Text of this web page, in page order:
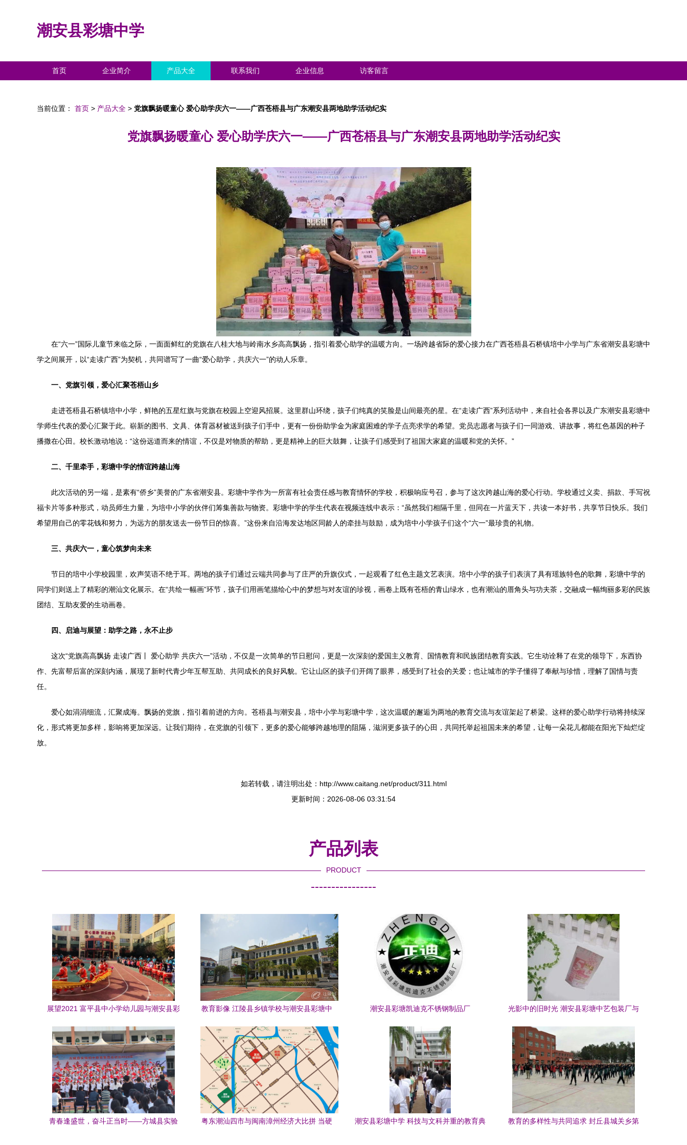
潮安县彩塘中学
首页 企业简介 产品大全 联系我们 企业信息 访客留言
当前位置： 首页 > 产品大全 > 党旗飘扬暖童心 爱心助学庆六一——广西苍梧县与广东潮安县两地助学活动纪实
党旗飘扬暖童心 爱心助学庆六一——广西苍梧县与广东潮安县两地助学活动纪实
在“六一”国际儿童节来临之际，一面面鲜红的党旗在八桂大地与岭南水乡高高飘扬，指引着爱心助学的温暖方向。一场跨越省际的爱心接力在广西苍梧县石桥镇培中小学与广东省潮安县彩塘中
学之间展开，以“走读广西”为契机，共同谱写了一曲“爱心助学，共庆六一”的动人乐章。
一、党旗引领，爱心汇聚苍梧山乡
走进苍梧县石桥镇培中小学，鲜艳的五星红旗与党旗在校园上空迎风招展。这里群山环绕，孩子们纯真的笑脸是山间最亮的星。在“走读广西”系列活动中，来自社会各界以及广东潮安县彩塘中
学师生代表的爱心汇聚于此。崭新的图书、文具、体育器材被送到孩子们手中，更有一份份助学金为家庭困难的学子点亮求学的希望。党员志愿者与孩子们一同游戏、讲故事，将红色基因的种子
播撒在心田。校长激动地说：“这份远道而来的情谊，不仅是对物质的帮助，更是精神上的巨大鼓舞，让孩子们感受到了祖国大家庭的温暖和党的关怀。”
二、千里牵手，彩塘中学的情谊跨越山海
此次活动的另一端，是素有“侨乡”美誉的广东省潮安县。彩塘中学作为一所富有社会责任感与教育情怀的学校，积极响应号召，参与了这次跨越山海的爱心行动。学校通过义卖、捐款、手写祝
福卡片等多种形式，动员师生力量，为培中小学的伙伴们筹集善款与物资。彩塘中学的学生代表在视频连线中表示：“虽然我们相隔千里，但同在一片蓝天下，共读一本好书，共享节日快乐。我们
希望用自己的零花钱和努力，为远方的朋友送去一份节日的惊喜。”这份来自沿海发达地区同龄人的牵挂与鼓励，成为培中小学孩子们这个“六一”最珍贵的礼物。
三、共庆六一，童心筑梦向未来
节日的培中小学校园里，欢声笑语不绝于耳。两地的孩子们通过云端共同参与了庄严的升旗仪式，一起观看了红色主题文艺表演。培中小学的孩子们表演了具有瑶族特色的歌舞，彩塘中学的
同学们则送上了精彩的潮汕文化展示。在“共绘一幅画”环节，孩子们用画笔描绘心中的梦想与对友谊的珍视，画卷上既有苍梧的青山绿水，也有潮汕的厝角头与功夫茶，交融成一幅绚丽多彩的民族
团结、互助友爱的生动画卷。
四、启迪与展望：助学之路，永不止步
这次“党旗高高飘扬 走读广西丨 爱心助学 共庆六一”活动，不仅是一次简单的节日慰问，更是一次深刻的爱国主义教育、国情教育和民族团结教育实践。它生动诠释了在党的领导下，东西协
作、先富帮后富的深刻内涵，展现了新时代青少年互帮互助、共同成长的良好风貌。它让山区的孩子们开阔了眼界，感受到了社会的关爱；也让城市的学子懂得了奉献与珍惜，理解了国情与责
任。
爱心如涓涓细流，汇聚成海。飘扬的党旗，指引着前进的方向。苍梧县与潮安县，培中小学与彩塘中学，这次温暖的邂逅为两地的教育交流与友谊架起了桥梁。这样的爱心助学行动将持续深
化，形式将更加多样，影响将更加深远。让我们期待，在党旗的引领下，更多的爱心能够跨越地理的阻隔，滋润更多孩子的心田，共同托举起祖国未来的希望，让每一朵花儿都能在阳光下灿烂绽
放。
如若转载，请注明出处：http://www.caitang.net/product/311.html
更新时间：2026-08-06 03:31:54
产品列表
PRODUCT
----------------
展望2021 富平县中小学幼儿园与潮安县彩
教育影像 江陵县乡镇学校与潮安县彩塘中
潮安县彩塘凯迪克不锈钢制品厂
光影中的旧时光 潮安县彩塘中艺包装厂与
青春逢盛世，奋斗正当时——方城县实验
粤东潮汕四市与闽南漳州经济大比拼 当硬
潮安县彩塘中学 科技与文科并重的教育典
教育的多样性与共同追求 封丘县城关乡第